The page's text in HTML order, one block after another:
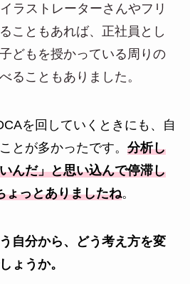
ラストレーターさんやフリ
こともあれば、正社員とし
どもを授かっている周りの
ることもありました。
を回していくときにも、自
とが多かったです。 分析し
んだ」と思い込んで停滞し
ょっとありましたね。
自分から、どう考え方を変
ょうか。